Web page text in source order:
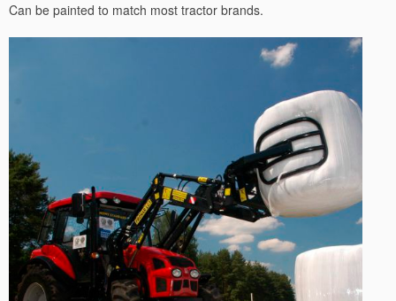
Can be painted to match most tractor brands.